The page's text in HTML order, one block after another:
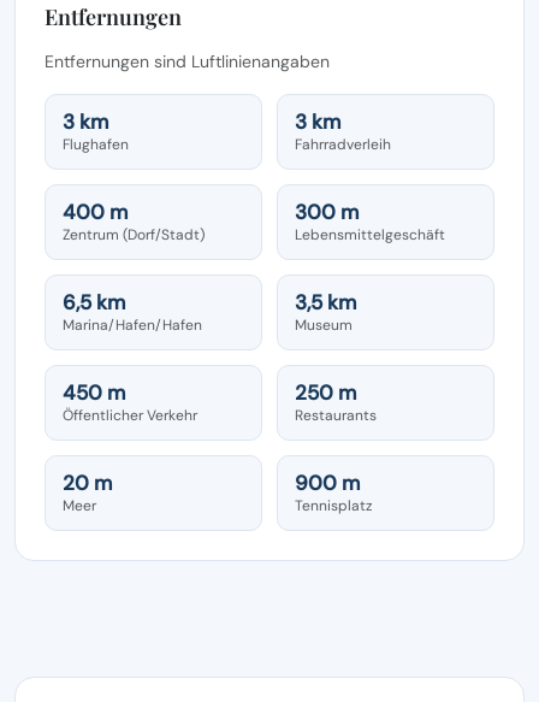
Entfernungen
Entfernungen sind Luftlinienangaben
3 km
Flughafen
3 km
Fahrradverleih
400 m
Zentrum (Dorf/Stadt)
300 m
Lebensmittelgeschäft
6,5 km
Marina/Hafen/Hafen
3,5 km
Museum
450 m
Öffentlicher Verkehr
250 m
Restaurants
20 m
Meer
900 m
Tennisplatz